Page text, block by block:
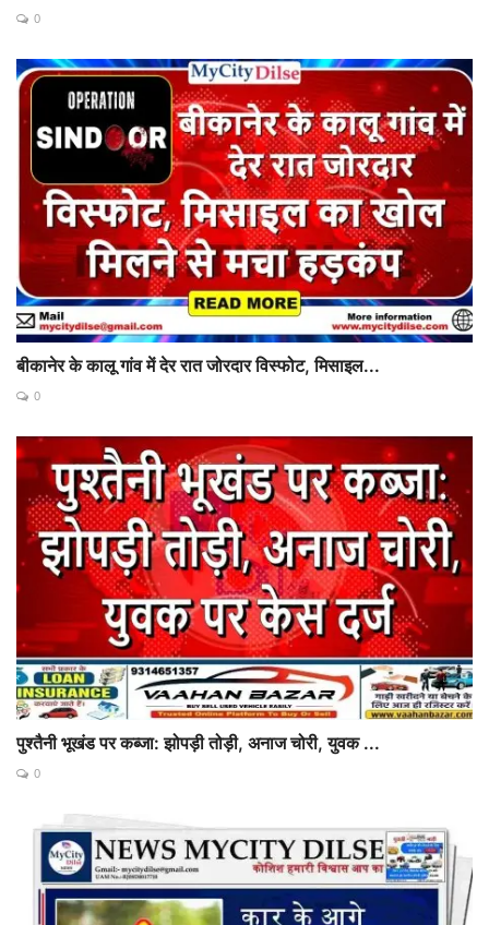
0
बीकानेर के कालू गांव में देर रात जोरदार विस्फोट, मिसाइल...
0
पुश्तैनी भूखंड पर कब्जा: झोपड़ी तोड़ी, अनाज चोरी, युवक ...
0